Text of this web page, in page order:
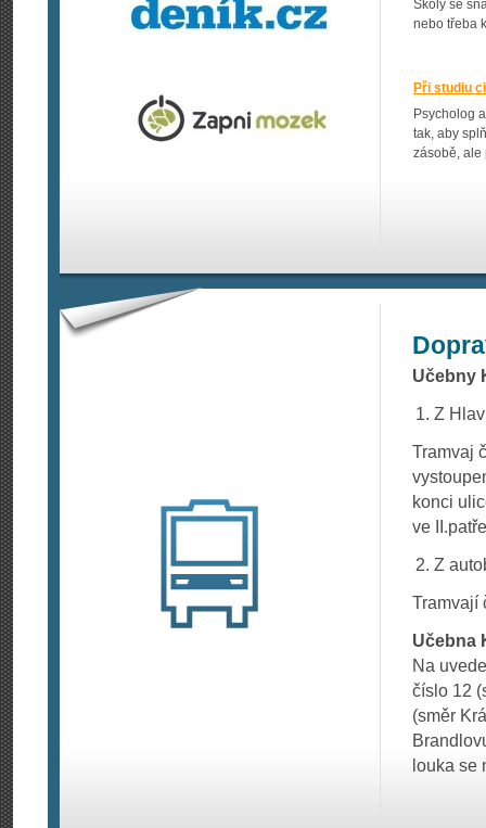
Školy se
nebo třeba
Při studiu
Psycholog
tak, aby
zásobě, ale
Učebny
Z
Tramvaj
konci
ve
Z
Tramvají
Učebna
Na
číslo 12
(směr
louka se